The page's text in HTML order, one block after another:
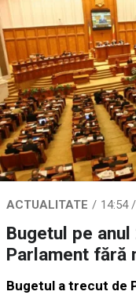
ACTUALITATE 14:54
Bugetul pe
Parlament fără
Bugetul a trecut de